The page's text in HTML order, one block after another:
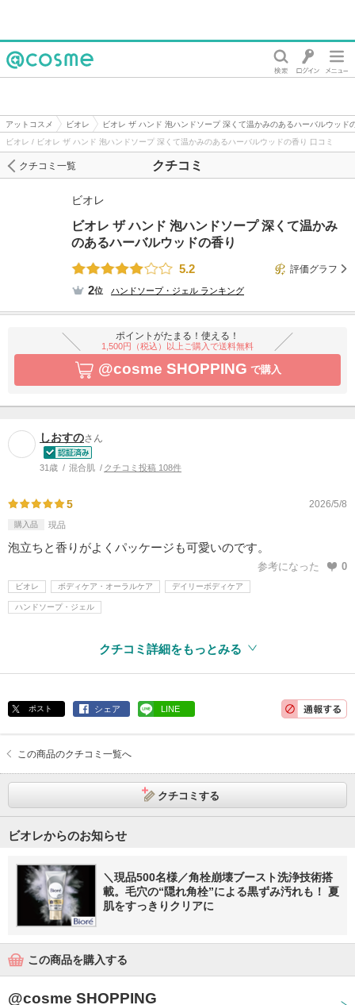
アットコスメ ビオレ
ビオレ ザ ハンド 泡ハンドソープ 深くて温かみのあるハーバルウッド
ビオレ / ビオレ ザ ハンド 泡ハンドソープ 深くて温かみのあるハーバルウッドの香り 口コミ
クチコミ
クチコミ一覧
ビオレ
ビオレ ザ ハンド 泡ハンドソープ 深くて温かみ
のあるハーバルウッドの香り
5.2
評価グラフ
2位 ハンドソープ・ジェル ランキング
ポイントがたまる！使える！
1,500円（税込）以上ご購入で送料無料
@cosme SHOPPING で購入
しおすのさん
31歳 混合肌 クチコミ投稿 108件
5 2026/5/8
購入品 現品
泡立ちと香りがよくパッケージも可愛いのです。
参考になった 0
ビオレ ボディケア・オーラルケア デイリーボディケア
ハンドソープ・ジェル
クチコミ詳細をもっとみる
ポスト シェア LINE
この商品のクチコミ一覧へ
クチコミする
ビオレからのお知らせ
＼現品500名様／角栓崩壊ブースト洗浄技術搭
載。毛穴の“隠れ角栓”による黒ずみ汚れも！ 夏
肌をすっきりクリアに
この商品を購入する
@cosme SHOPPING